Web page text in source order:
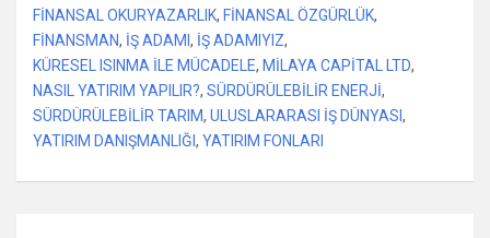
FİNANSAL OKURYAZARLIK, FİNANSAL ÖZGÜRLÜK,
FİNANSMAN, İŞ ADAMI , İŞ ADAMIYIZ,
KÜRESEL ISINMA İLE MÜCADELE, MİLAYA CAPİTAL LTD,
NASIL YATIRIM YAPILIR?, SÜRDÜRÜLEBİLİR ENERJİ,
SÜRDÜRÜLEBİLİR TARIM, ULUSLARARASI İŞ DÜNYASI ,
YATIRIM DANIŞMANLIĞI , YATIRIM FONLARI